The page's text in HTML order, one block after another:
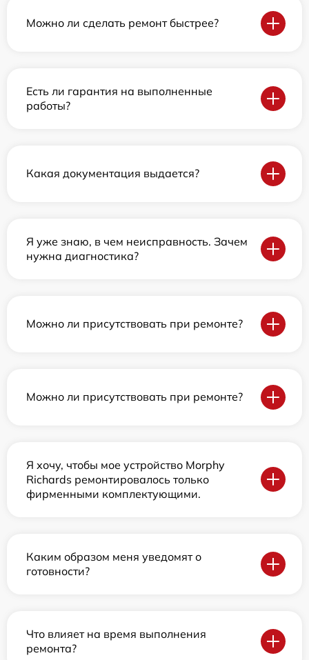
Можно ли сделать ремонт быстрее?
Есть ли гарантия на выполненные
работы?
Какая документация выдается?
Я уже знаю, в чем неисправность. Зачем
нужна диагностика?
Можно ли присутствовать при ремонте?
Можно ли присутствовать при ремонте?
Я хочу, чтобы мое устройство Morphy
Richards ремонтировалось только
фирменными комплектующими.
Каким образом меня уведомят о
готовности?
Что влияет на время выполнения
ремонта?